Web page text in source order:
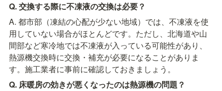
Q. 交換する際に不凍液の交換は必要？
A. 都市部（凍結の心配が少ない地域）では、不凍液を使
用していない場合がほとんどです。ただし、北海道や山
間部など寒冷地では不凍液が入っている可能性があり、
熱源機交換時に交換・補充が必要になることがありま
す。施工業者に事前に確認しておきましょう。
Q. 床暖房の効きが悪くなったのは熱源機の問題？